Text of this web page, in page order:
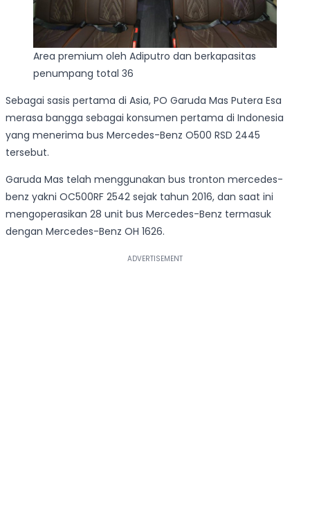
Area premium oleh Adiputro dan berkapasitas
penumpang total 36
Sebagai sasis pertama di Asia, PO Garuda Mas Putera Esa
merasa bangga sebagai konsumen pertama di Indonesia
yang menerima bus Mercedes-Benz O500 RSD 2445
tersebut.
Garuda Mas telah menggunakan bus tronton mercedes-
benz yakni OC500RF 2542 sejak tahun 2016, dan saat ini
mengoperasikan 28 unit bus Mercedes-Benz termasuk
dengan Mercedes-Benz OH 1626.